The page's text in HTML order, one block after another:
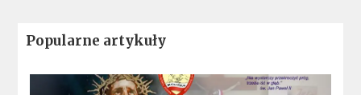
Popularne artykuły